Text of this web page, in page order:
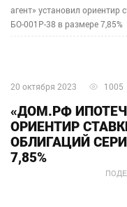
агент» установил ориентир
БО-001P-38 в размере 7,85%
20 октября 2023 1005
«ДОМ.РФ
ОРИЕНТИР
ОБЛИГАЦИЙ
7,85%